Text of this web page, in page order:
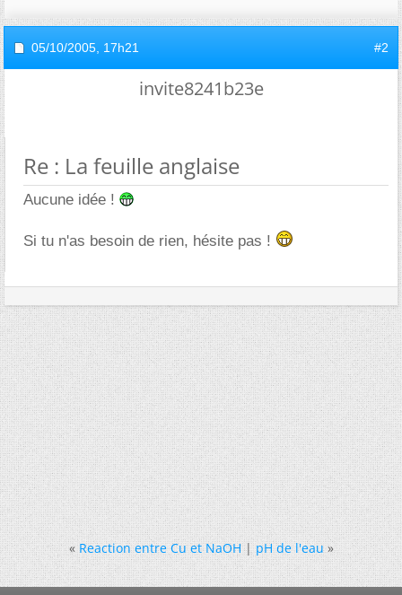
05/10/2005, 17h21 #2
invite8241b23e
Re : La feuille anglaise
Aucune idée !
Si tu n'as besoin de rien, hésite pas !
« Reaction entre Cu et NaOH|pH de l'eau »